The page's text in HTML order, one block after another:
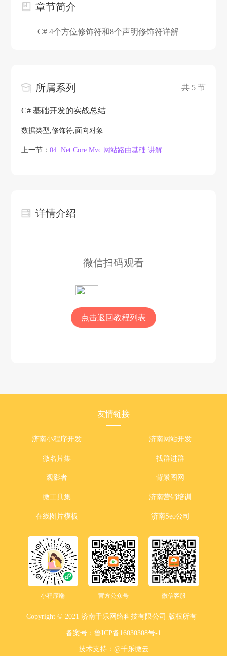
章节简介
C# 4个方位修饰符和8个声明修饰符详解
所属系列 共 5 节
C# 基础开发的实战总结
数据类型,修饰符,面向对象
上一节：04 .Net Core Mvc 网站路由基础 讲解
详情介绍
微信扫码观看
点击返回教程列表
友情链接
济南小程序开发 济南网站开发
微名片集 找群进群
观影者 背景图网
微工具集 济南营销培训
在线图片模板 济南Seo公司
小程序端 官方公众号 微信客服
Copyright © 2021 济南千乐网络科技有限公司 版权所有
备案号： 鲁ICP备16030308号-1
技术支持： @千乐微云